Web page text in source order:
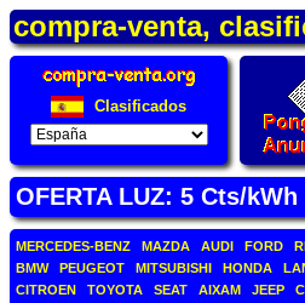
compra-venta,
Clasificados
OFERTA LUZ: 5 Cts/kWh
MERCEDES-BENZ MAZDA AUDI FORD
BMW
PEUGEOT MITSUBISHI HONDA
CITROEN
TOYOTA SEAT AIXAM JEEP